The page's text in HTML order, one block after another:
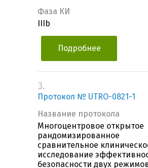
Фаза КИ
IIIb
Подробнее
3.
Протокол № UTRO-0821-1
Название протокола
Многоцентровое открытое
рандомизированное
сравнительное
исследование
безопасности двух